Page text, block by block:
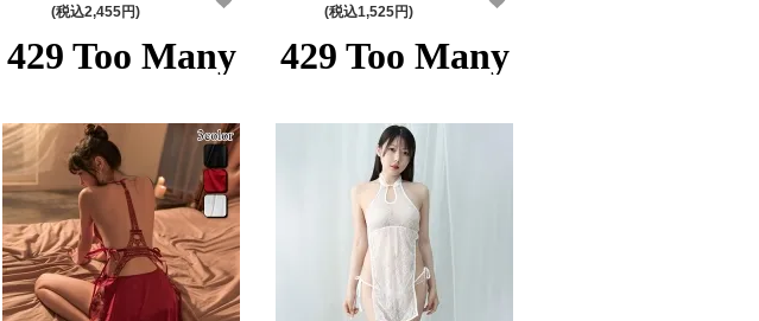
(税込2,455円)
(税込1,525円)